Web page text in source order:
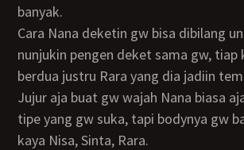
banyak.
Cara Nana deketin gw bisa dibilang unik, dia gak
nunjukin pengen deket sama gw,
berdua justru Rara yang dia jadiin
Jujur aja buat gw wajah Nana biasa
tipe yang gw suka, tapi bodynya gw
kaya Nisa, Sinta, Rara.